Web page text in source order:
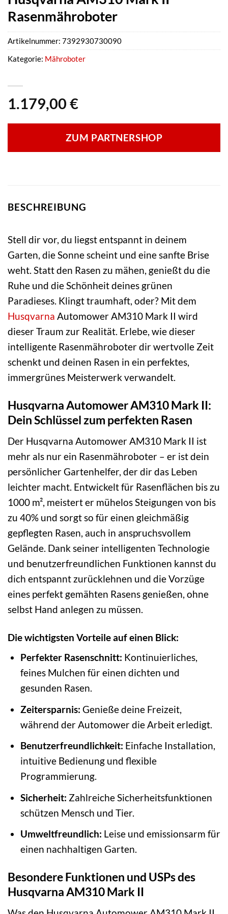
Rasenmähroboter
1.179,00 €
ZUM PARTNERSHOP
Artikelnummer: 7392930730090
Kategorie: Mähroboter
BESCHREIBUNG
Stell dir vor, du liegst entspannt in deinem
Garten, die Sonne scheint und eine sanfte Brise
weht. Statt den Rasen zu mähen, genießt du die
Ruhe und die Schönheit deines grünen
Paradieses. Klingt traumhaft, oder? Mit dem
Husqvarna Automower AM310 Mark II wird
dieser Traum zur Realität. Erlebe, wie dieser
intelligente Rasenmähroboter dir wertvolle Zeit
schenkt und deinen Rasen in ein perfektes,
immergrünes Meisterwerk verwandelt.
Husqvarna Automower AM310 Mark II:
Dein Schlüssel zum perfekten Rasen
Der Husqvarna Automower AM310 Mark II ist
mehr als nur ein Rasenmähroboter – er ist dein
persönlicher Gartenhelfer, der dir das Leben
leichter macht. Entwickelt für Rasenflächen bis zu
1000 m², meistert er mühelos Steigungen von bis
zu 40% und sorgt so für einen gleichmäßig
gepflegten Rasen, auch in anspruchsvollem
Gelände. Dank seiner intelligenten Technologie
und benutzerfreundlichen Funktionen kannst du
dich entspannt zurücklehnen und die Vorzüge
eines perfekt gemähten Rasens genießen, ohne
selbst Hand anlegen zu müssen.
Die wichtigsten Vorteile auf einen Blick:
Perfekter Rasenschnitt: Kontinuierliches,
feines Mulchen für einen dichten und
gesunden Rasen.
Zeitersparnis: Genieße deine Freizeit,
während der Automower die Arbeit erledigt.
Benutzerfreundlichkeit: Einfache Installation,
intuitive Bedienung und flexible
Programmierung.
Sicherheit: Zahlreiche Sicherheitsfunktionen
schützen Mensch und Tier.
Umweltfreundlich: Leise und emissionsarm für
einen nachhaltigen Garten.
Besondere Funktionen und USPs des
Husqvarna AM310 Mark II